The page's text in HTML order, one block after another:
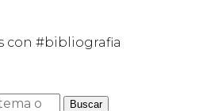
con #bibliografia
Buscar